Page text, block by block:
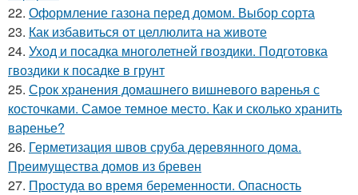
22. Оформление газона перед домом. Выбор сорта
23. Как избавиться от целлюлита на животе
24. Уход и посадка многолетней гвоздики. Подготовка
гвоздики к посадке в грунт
25. Срок хранения домашнего вишневого варенья с
косточками. Самое темное место. Как и сколько хранить
варенье?
26. Герметизация швов сруба деревянного дома.
Преимущества домов из бревен
27. Простуда во время беременности. Опасность